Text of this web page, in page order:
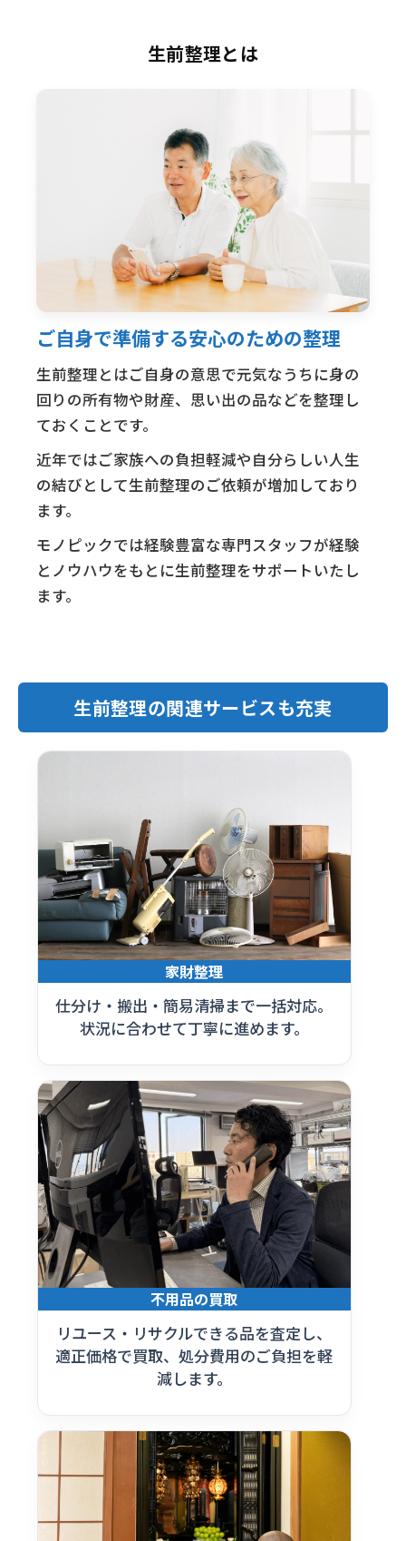
生前整理とは
ご自身で準備する安心のための整理
生前整理とはご自身の意思で元気なうちに身の
回りの所有物や財産、思い出の品などを整理し
ておくことです。
近年ではご家族への負担軽減や自分らしい人生
の結びとして生前整理のご依頼が増加しており
ます。
モノピックでは経験豊富な専門スタッフが経験
とノウハウをもとに生前整理をサポートいたし
ます。
生前整理の関連サービスも充実
家財整理
仕分け・搬出・簡易清掃まで一括対応。
状況に合わせて丁寧に進めます。
不用品の買取
リユース・リサクルできる品を査定し、
適正価格で買取、処分費用のご負担を軽
減します。